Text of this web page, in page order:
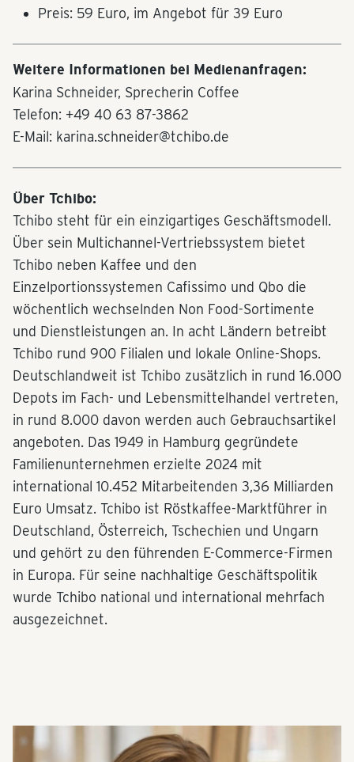
Preis: 59 Euro, im Angebot für 39 Euro
Weitere Informationen bei Medienanfragen:
Karina Schneider, Sprecherin Coffee
Telefon: +49 40 63 87-3862
E-Mail: karina.schneider@tchibo.de
Über Tchibo:
Tchibo steht für ein einzigartiges Geschäftsmodell.
Über sein Multichannel-Vertriebssystem bietet
Tchibo neben Kaffee und den
Einzelportionssystemen Cafissimo und Qbo die
wöchentlich wechselnden Non Food-Sortimente
und Dienstleistungen an. In acht Ländern betreibt
Tchibo rund 900 Filialen und lokale Online-Shops.
Deutschlandweit ist Tchibo zusätzlich in rund 16.000
Depots im Fach- und Lebensmittelhandel vertreten,
in rund 8.000 davon werden auch Gebrauchsartikel
angeboten. Das 1949 in Hamburg gegründete
Familienunternehmen erzielte 2024 mit
international 10.452 Mitarbeitenden 3,36 Milliarden
Euro Umsatz. Tchibo ist Röstkaffee-Marktführer in
Deutschland, Österreich, Tschechien und Ungarn
und gehört zu den führenden E-Commerce-Firmen
in Europa. Für seine nachhaltige Geschäftspolitik
wurde Tchibo national und international mehrfach
ausgezeichnet.